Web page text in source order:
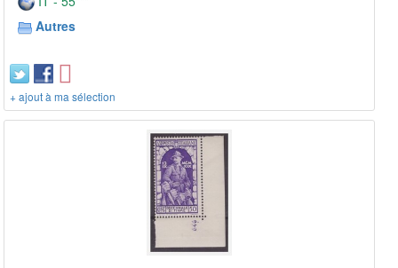
Autres
+ ajout à ma sélection